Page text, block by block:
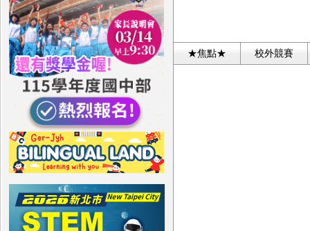
★焦點★ 校外競賽